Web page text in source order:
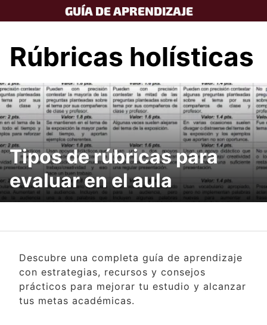
to
GUÍA DE APRENDIZAJE
Rúbricas holísticas
Tipos de rúbricas para
evaluar en el aula
Descubre una completa guía de aprendizaje
con estrategias, recursos y consejos
prácticos para mejorar tu estudio y alcanzar
tus metas académicas.